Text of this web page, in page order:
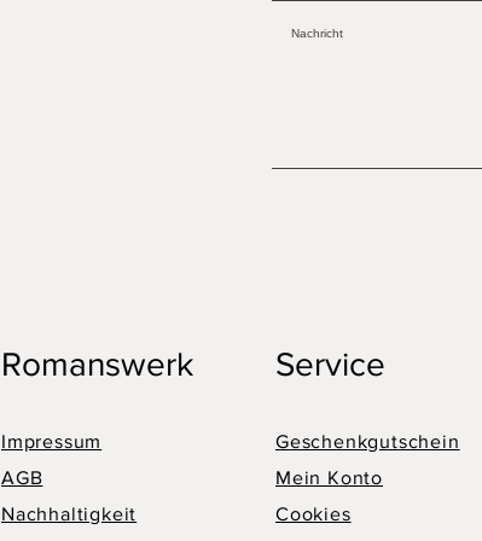
Romanswerk
Impressum
AGB
Nachhaltigkeit
Service
Geschenkgutschein
Mein Konto
Cookies